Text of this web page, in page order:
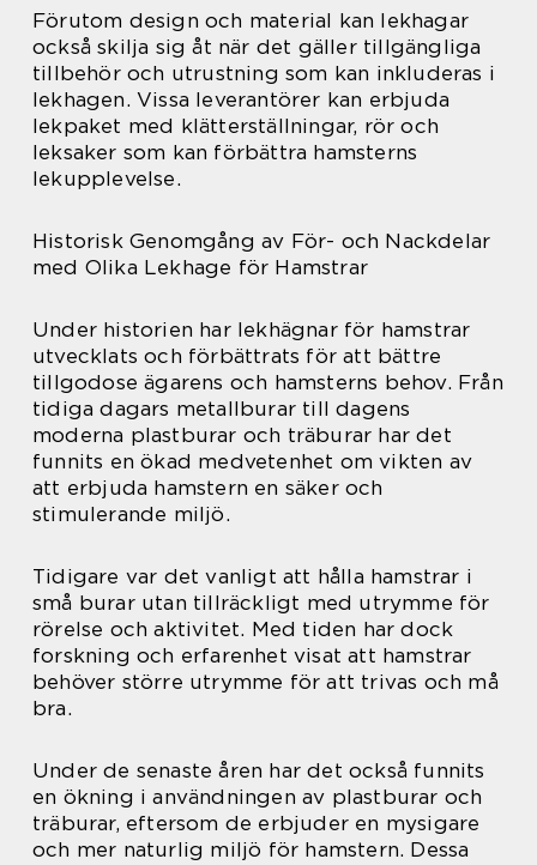
Förutom design och material kan lekhagar
också skilja sig åt när det gäller tillgängliga
tillbehör och utrustning som kan inkluderas i
lekhagen. Vissa leverantörer kan erbjuda
lekpaket med klätterställningar, rör och
leksaker som kan förbättra hamsterns
lekupplevelse.
Historisk Genomgång av För- och Nackdelar
med Olika Lekhage för Hamstrar
Under historien har lekhägnar för hamstrar
utvecklats och förbättrats för att bättre
tillgodose ägarens och hamsterns behov. Från
tidiga dagars metallburar till dagens
moderna plastburar och träburar har det
funnits en ökad medvetenhet om vikten av
att erbjuda hamstern en säker och
stimulerande miljö.
Tidigare var det vanligt att hålla hamstrar i
små burar utan tillräckligt med utrymme för
rörelse och aktivitet. Med tiden har dock
forskning och erfarenhet visat att hamstrar
behöver större utrymme för att trivas och må
bra.
Under de senaste åren har det också funnits
en ökning i användningen av plastburar och
träburar, eftersom de erbjuder en mysigare
och mer naturlig miljö för hamstern. Dessa